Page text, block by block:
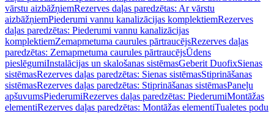
vārstu aizbāžņiemRezerves daļas paredzētas: Ar vārstu
aizbāžņiemPiederumi vannu kanalizācijas komplektiemRezerves
daļas paredzētas: Piederumi vannu kanalizācijas
komplektiemZemapmetuma caurules pārtraucējsRezerves daļas
paredzētas: Zemapmetuma caurules pārtraucējsŪdens
pieslēgumiInstalācijas un skalošanas sistēmasGeberit DuofixSienas
sistēmasRezerves daļas paredzētas: Sienas sistēmasStiprināšanas
sistēmasRezerves daļas paredzētas: Stiprināšanas sistēmasPaneļu
apšuvumsPiederumiRezerves daļas paredzētas: PiederumiMontāžas
elementiRezerves daļas paredzētas: Montāžas elementiTualetes podu